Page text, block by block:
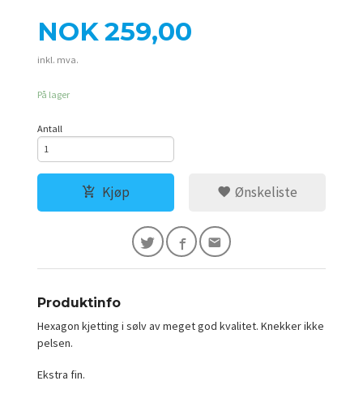
Pris
NOK259,00
inkl. mva.
På lager
Antall
Kjøp Ønskeliste
Produktinfo
Hexagon kjetting i sølv av meget god kvalitet. Knekker ikke
pelsen.
Ekstra fin.